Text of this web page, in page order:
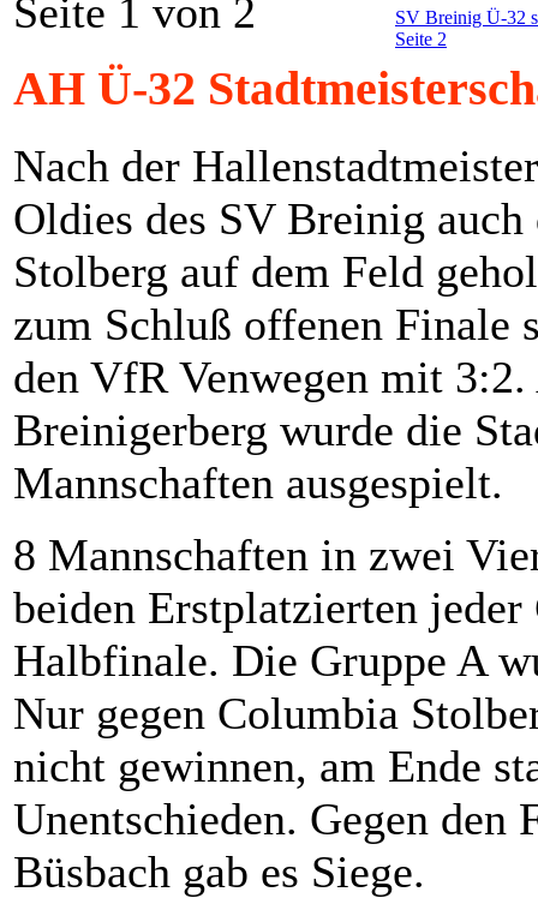
SV Breinig Ü-32
Seite 2
Seite 1 von 2
AH Ü-32
Nach der
Oldies des SV Breinig
Stolberg auf dem Feld
zum Schluß offenen Finale
den VfR Venwegen mit
Breinigerberg wurde die
Mannschaften ausgespielt.
8 Mannschaften in zwei
beiden Erstplatzierten
Halbfinale. Die Gruppe A
Nur gegen Columbia
nicht gewinnen, am Ende
Unentschieden. Gegen
Büsbach gab es Siege.